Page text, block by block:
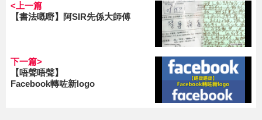
<上一篇
【書法嘅嘢】阿SIR先係大師傅
下一篇>
【唔聲唔聲】
Facebook轉咗新logo